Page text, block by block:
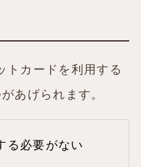
トカードを利用する
あげられます。
る必要がない